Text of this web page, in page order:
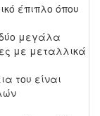
έπιπλο όπου
μεγάλα
με μεταλλικά
του είναι